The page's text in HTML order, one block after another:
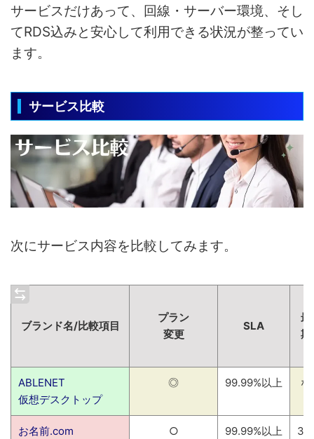
サービスだけあって、回線・サーバー環境、そし
てRDS込みと安心して利用できる状況が整ってい
ます。
サービス比較
次にサービス内容を比較してみます。
ブランド名/比較項目
プラン
変更
SLA
最
期
ABLENET
仮想デスクトップ
◎ 99.99%以上 な
お名前.com
○
99.99%以上 3